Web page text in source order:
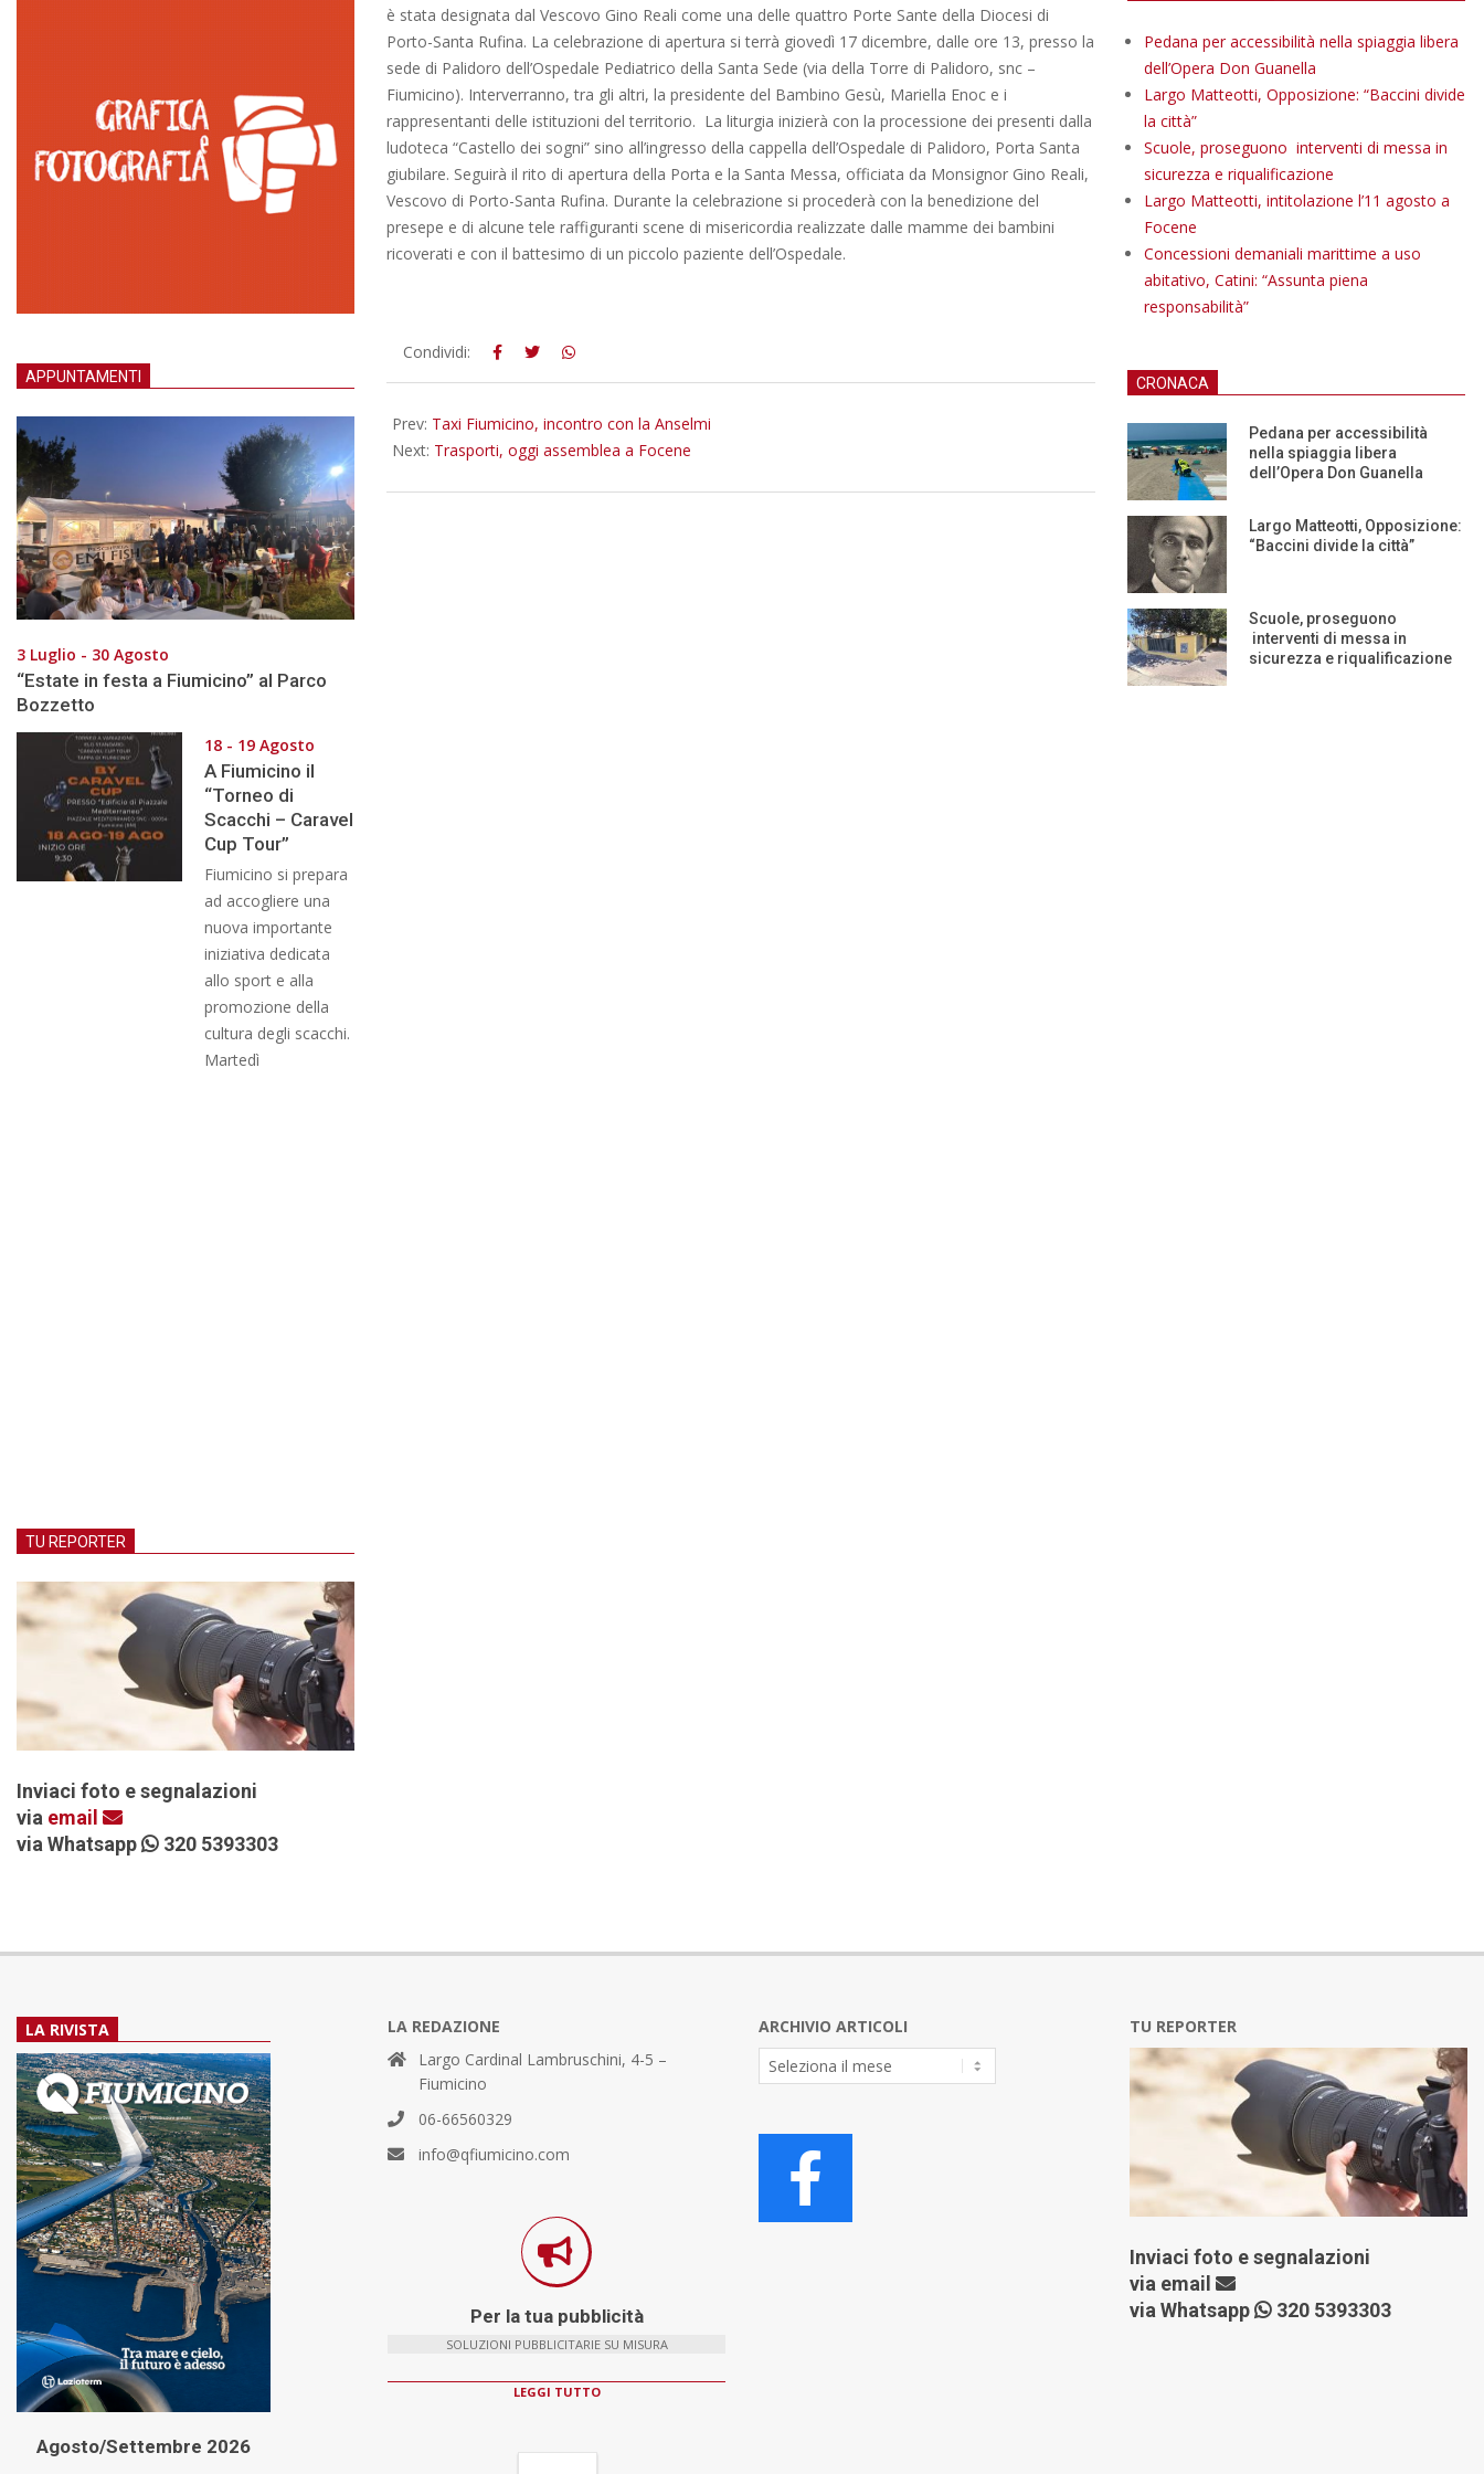
è stata designata dal Vescovo Gino Reali come una delle quattro Porte Sante della Diocesi di
Porto-Santa Rufina. La celebrazione di apertura si terrà giovedì 17 dicembre, dalle ore 13, presso la
sede di Palidoro dell’Ospedale Pediatrico della Santa Sede (via della Torre di Palidoro, snc –
Fiumicino). Interverranno, tra gli altri, la presidente del Bambino Gesù, Mariella Enoc e i
rappresentanti delle istituzioni del territorio. La liturgia inizierà con la processione dei presenti dalla
ludoteca “Castello dei sogni” sino all’ingresso della cappella dell’Ospedale di Palidoro, Porta Santa
giubilare. Seguirà il rito di apertura della Porta e la Santa Messa, officiata da Monsignor Gino Reali,
Vescovo di Porto-Santa Rufina. Durante la celebrazione si procederà con la benedizione del
presepe e di alcune tele raffiguranti scene di misericordia realizzate dalle mamme dei bambini
ricoverati e con il battesimo di un piccolo paziente dell’Ospedale.
2015-
12-
Condividi:
Prev: Taxi Fiumicino, incontro con la Anselmi
Next: Trasporti, oggi assemblea a Focene
APPUNTAMENTI
3 Luglio - 30 Agosto
“Estate in festa a Fiumicino” al Parco
Bozzetto
18 - 19 Agosto
A Fiumicino il
“Torneo di
Scacchi – Caravel
Cup Tour”
Fiumicino si prepara
ad accogliere una
nuova importante
iniziativa dedicata
allo sport e alla
promozione della
cultura degli scacchi.
Martedì
TU REPORTER
Inviaci foto e segnalazioni
via email
via Whatsapp
320 5393303
Pedana per accessibilità nella spiaggia libera
dell’Opera Don Guanella
Largo Matteotti, Opposizione: “Baccini divide
la città”
Scuole, proseguono interventi di messa in
sicurezza e riqualificazione
Largo Matteotti, intitolazione l’11 agosto a
Focene
Concessioni demaniali marittime a uso
abitativo, Catini: “Assunta piena
responsabilità”
CRONACA
Pedana per accessibilità
nella spiaggia libera
dell’Opera Don Guanella
Largo Matteotti, Opposizione:
“Baccini divide la città”
Scuole, proseguono
interventi di messa in
sicurezza e riqualificazione
LA RIVISTA
Agosto/Settembre 2026
LA REDAZIONE
Largo Cardinal Lambruschini, 4-5 –
Fiumicino
06-66560329
info@qfiumicino.com
Per la tua pubblicità
SOLUZIONI PUBBLICITARIE SU MISURA
LEGGI TUTTO
ARCHIVIO ARTICOLI
Archivio
Articoli
TU REPORTER
Inviaci foto e segnalazioni
via email
via Whatsapp
320 5393303